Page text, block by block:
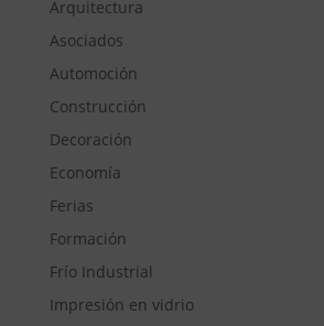
Arquitectura
Asociados
Automoción
Construcción
Decoración
Economía
Ferias
Formación
Frío Industrial
Impresión en vidrio